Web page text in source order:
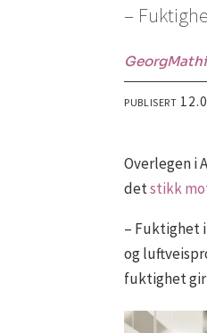
–
Georg
PUBLISERT
Overlegen i
detstikk
– Fuktighet
og
fuktighet gir